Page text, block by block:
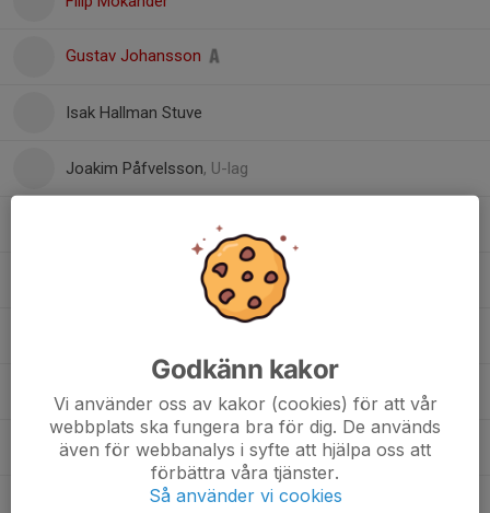
Gustav Johansson
Isak Hallman Stuve
Joakim Påfvelsson, U-lag
Oliver Kahlin
Robin Hallén
Godkänn kakor
Vi använder oss av kakor (cookies) för att vår
webbplats ska fungera bra för dig. De används
även för webbanalys i syfte att hjälpa oss att
förbättra våra tjänster.
Så använder vi cookies